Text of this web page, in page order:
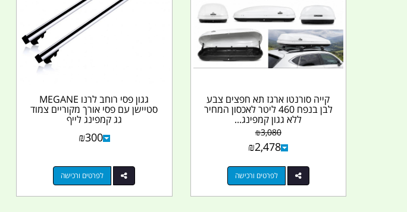
קייה סורנטו ארגז תא חפצים צבע
לבן בנפח 460 ליטר לאכסון המחיר
ללא גגון קמפינג...
₪3,080
₪2,478
לפרטים ורכישה
גגון פסי רוחב לרנו MEGANE
סטיישן עם פסי אורך מקוריים צמוד
גג קמפינג לייף
₪300
לפרטים ורכישה